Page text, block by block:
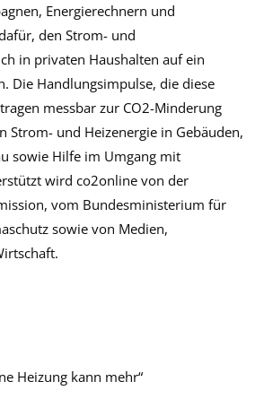
Energierechnern und
den Strom- und
in privaten Haushalten auf ein
Die Handlungsimpulse, die diese
messbar zur CO2-Minderung
Strom- und Heizenergie in Gebäuden,
sowie Hilfe im Umgang mit
wird co2online von der
vom Bundesministerium für
sowie von Medien,
Heizung kann mehr“